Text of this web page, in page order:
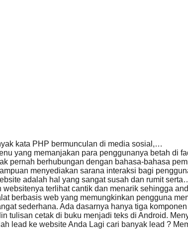
kata PHP bermunculan di media sosial,…
yang memanjakan para penggunanya betah di
pernah berhubungan dengan bahasa-bahasa
menyediakan sarana interaksi bagi
adalah hal yang sangat susah dan rumit
terlihat cantik dan menarik sehingga
berbasis web yang memungkinkan pengguna
sederhana. Ada dasarnya hanya tiga
tulisan cetak di buku menjadi teks di Android.
lead ke website Anda Lagi cari banyak lead ?